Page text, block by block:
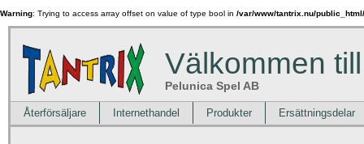
Warning: Trying to access array offset on value of type bool in /var/www/tantrix.nu/
Välkommen
Pelunica Spel AB
Återförsäljare Internethandel Produkter Ersättningsdelar